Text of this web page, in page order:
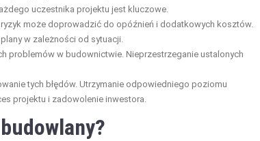
uczestnika projektu jest kluczowe.
może doprowadzić do opóźnień i dodatkowych kosztów.
w zależności od sytuacji.
problemów w budownictwie. Nieprzestrzeganie ustalonych
tych błędów. Utrzymanie odpowiedniego poziomu
projektu i zadowolenie inwestora.